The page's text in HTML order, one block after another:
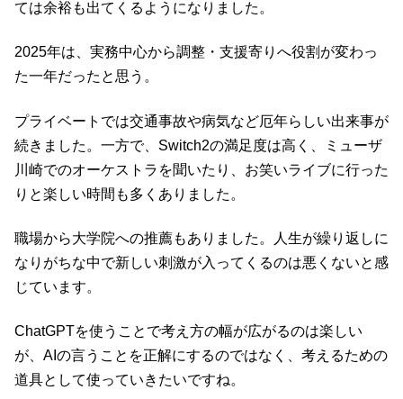
ては余裕も出てくるようになりました。
2025年は、実務中心から調整・支援寄りへ役割が変わっ
た一年だったと思う。
プライベートでは交通事故や病気など厄年らしい出来事が
続きました。一方で、Switch2の満足度は高く、ミューザ
川崎でのオーケストラを聞いたり、お笑いライブに行った
りと楽しい時間も多くありました。
職場から大学院への推薦もありました。人生が繰り返しに
なりがちな中で新しい刺激が入ってくるのは悪くないと感
じています。
ChatGPTを使うことで考え方の幅が広がるのは楽しい
が、AIの言うことを正解にするのではなく、考えるための
道具として使っていきたいですね。